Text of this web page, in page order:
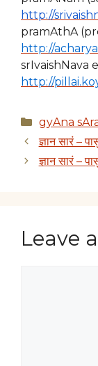
http://
pramAthA
http://
srIvaishNava
http://
Categories
gyAna
ज्ञान सारं –
ज्ञान सारं –
Leave